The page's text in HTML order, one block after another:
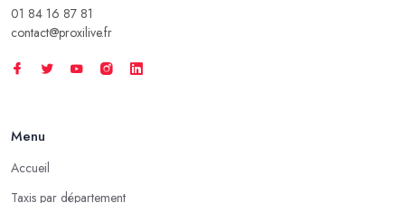
01 84 16 87 81
contact@proxilive.fr
Menu
Accueil
Taxis par département